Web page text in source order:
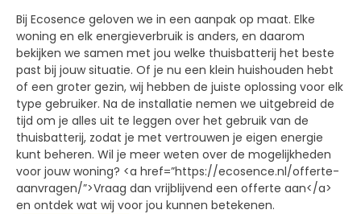
Bij Ecosence geloven we in een aanpak op maat. Elke
woning en elk energieverbruik is anders, en daarom
bekijken we samen met jou welke thuisbatterij het beste
past bij jouw situatie. Of je nu een klein huishouden hebt
of een groter gezin, wij hebben de juiste oplossing voor elk
type gebruiker. Na de installatie nemen we uitgebreid de
tijd om je alles uit te leggen over het gebruik van de
thuisbatterij, zodat je met vertrouwen je eigen energie
kunt beheren. Wil je meer weten over de mogelijkheden
voor jouw woning? <a href=”https://ecosence.nl/offerte-
aanvragen/”>Vraag dan vrijblijvend een offerte aan</a>
en ontdek wat wij voor jou kunnen betekenen.